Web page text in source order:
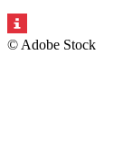
© Adobe Stock